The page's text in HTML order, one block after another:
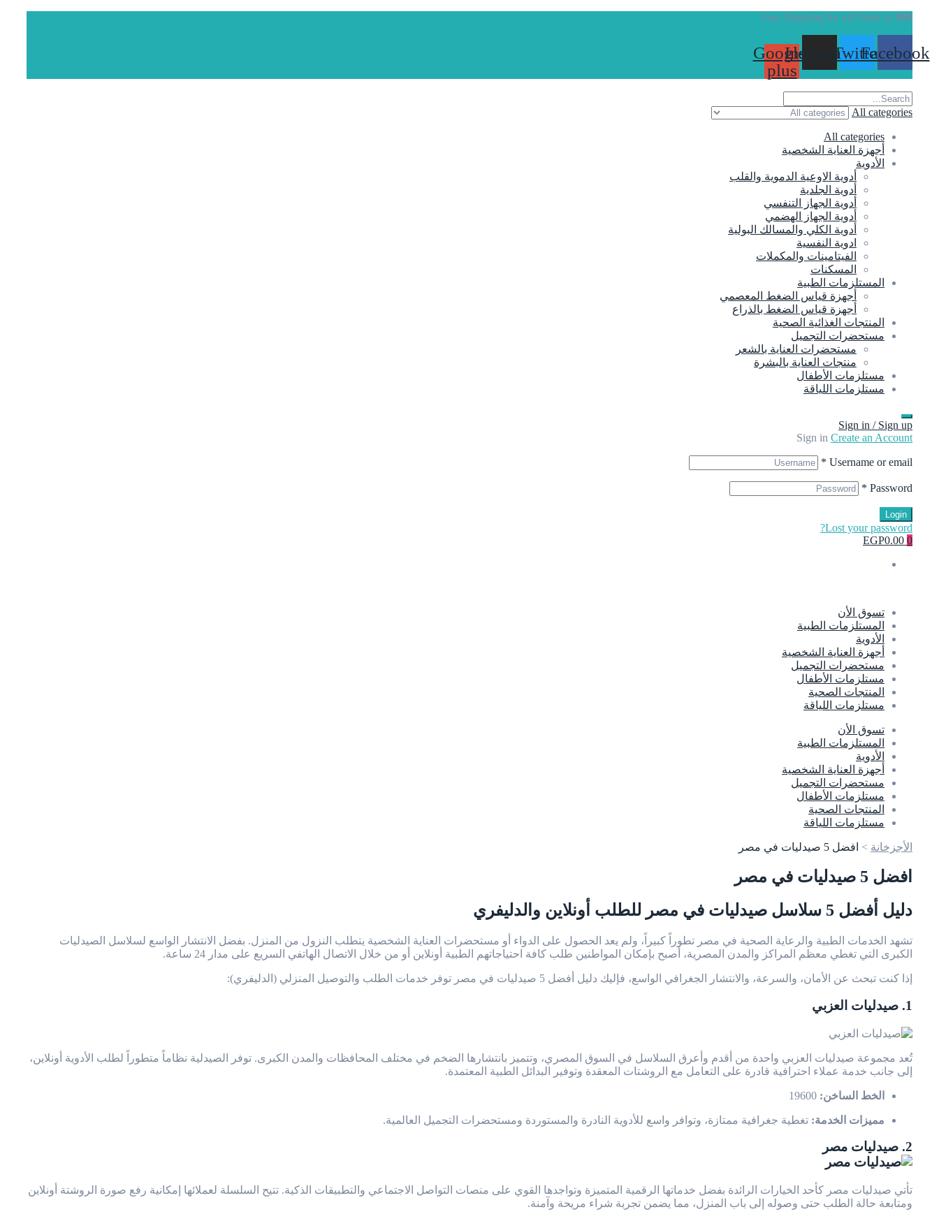
Free Shipping for all Order of$99
Facebook
Twitter
Instagram
Google-
plus
All categories
All categories
أجهزة العناية الشخصية
الأدوية
أدوية الاوعية الدموية والقلب
أدوية الجلدية
أدوية الجهاز التنفسي
أدوية الجهاز الهضمي
أدوية الكلي والمسالك البولية
ادوية النفسية
الفيتامينات والمكملات
المسكنات
المستلزمات الطبية
أجهزة قياس الضغط المعصمي
أجهزة قياس الضغط بالذراع
المنتجات الغذائية الصحية
مستحضرات التجميل
مستحضرات العناية بالشعر
منتجات العناية بالبشرة
مستلزمات الأطفال
مستلزمات اللياقة
Sign in / Sign up
Sign in Create an Account
Username or email
*
Password
*
Login
Lost your password?
0
EGP0.00
تسوق الأن
المستلزمات الطبية
الأدوية
أجهزة العناية الشخصية
مستحضرات التجميل
مستلزمات الأطفال
المنتجات الصحية
مستلزمات اللياقة
تسوق الأن
المستلزمات الطبية
الأدوية
أجهزة العناية الشخصية
مستحضرات التجميل
مستلزمات الأطفال
المنتجات الصحية
مستلزمات اللياقة
الأجزخانة > افضل 5 صيدليات في مصر
افضل 5 صيدليات في مصر
دليل أفضل 5 سلاسل صيدليات في مصر للطلب أونلاين والدليفري
تشهد الخدمات الطبية والرعاية الصحية في مصر تطوراً كبيراً، ولم يعد الحصول على الدواء أو مستحضرات العناية الشخصية يتطلب النزول من المنزل. بفضل الانتشار الواسع لسلاسل الصيدليات
الكبرى التي تغطي معظم المراكز والمدن المصرية، أصبح بإمكان المواطنين طلب كافة احتياجاتهم الطبية أونلاين أو من خلال الاتصال الهاتفي السريع على مدار 24 ساعة.
إذا كنت تبحث عن الأمان، والسرعة، والانتشار الجغرافي الواسع، فإليك دليل أفضل 5 صيدليات في مصر توفر خدمات الطلب والتوصيل المنزلي (الدليفري):
1. صيدليات العزبي
تُعد مجموعة صيدليات العزبي واحدة من أقدم وأعرق السلاسل في السوق المصري، وتتميز بانتشارها الضخم في مختلف المحافظات والمدن الكبرى. توفر الصيدلية نظاماً متطوراً لطلب الأدوية أونلاين،
إلى جانب خدمة عملاء احترافية قادرة على التعامل مع الروشتات المعقدة وتوفير البدائل الطبية المعتمدة.
الخط الساخن:
مميزات الخدمة: تغطية جغرافية ممتازة، وتوافر واسع للأدوية النادرة والمستوردة ومستحضرات التجميل العالمية.
2. صيدليات مصر
تأتي صيدليات مصر كأحد الخيارات الرائدة بفضل خدماتها الرقمية المتميزة وتواجدها القوي على منصات التواصل الاجتماعي والتطبيقات الذكية. تتيح السلسلة لعملائها إمكانية رفع صورة الروشتة أونلاين
ومتابعة حالة الطلب حتى وصوله إلى باب المنزل، مما يضمن تجربة شراء مريحة وآمنة.